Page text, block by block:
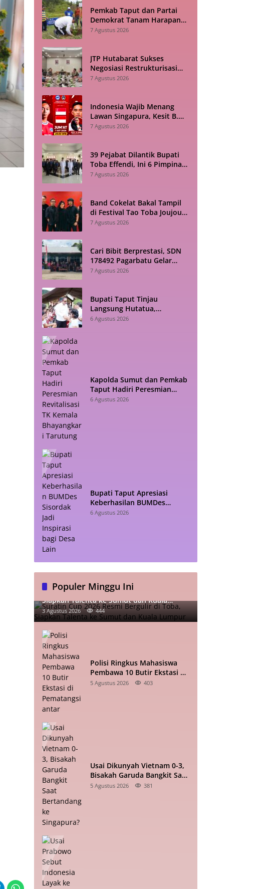
Pemkab Taput dan Partai
Demokrat Tanam Harapan
Lewat Akar Penghijauan
7 Agustus 2026
JTP Hutabarat Sukses
Negosiasi Restrukturisasi
PEN, APBD Taput Kian Lega
7 Agustus 2026
Indonesia Wajib Menang
Lawan Singapura, Kesit B.
Handoyo: Jangan Sampai
7 Agustus 2026
39 Pejabat Dilantik Bupati
Toba Effendi, Ini 6 Pimpinan
Tinggi Pratama yang Baru
7 Agustus 2026
Band Cokelat Bakal Tampil
di Festival Tao Toba Joujou
2026 Samosir, Cek
7 Agustus 2026
Cari Bibit Berprestasi, SDN
178492 Pagarbatu Gelar
Pentas Seni Sambut HUT RI
7 Agustus 2026
Bupati Taput Tinjau
Langsung Hutatua,
Infrastruktur dan
6 Agustus 2026
Kapolda Sumut dan Pemkab
Taput Hadiri Peresmian
Revitalisasi TK Kemala
6 Agustus 2026
Bupati Taput Apresiasi
Keberhasilan BUMDes
Sisordak Jadi Inspirasi bagi
6 Agustus 2026
Populer Minggu Ini
Suratin Cup 2026 Resmi Bergulir di Toba,
Siapkan Talenta ke Sumut dan Kuala
Lumpur
3 Agustus 2026 444
Polisi Ringkus Mahasiswa
Pembawa 10 Butir Ekstasi di
Pematangsiantar
5 Agustus 2026 403
Usai Dikunyah Vietnam 0-3,
Bisakah Garuda Bangkit Saat
Bertandang ke Singapura?
5 Agustus 2026 381